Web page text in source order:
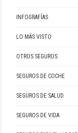
INFOGRAFÍAS
LO MÁS VISTO
OTROS SEGUROS
SEGUROS DE COCHE
SEGUROS DE SALUD
SEGUROS DE VIDA